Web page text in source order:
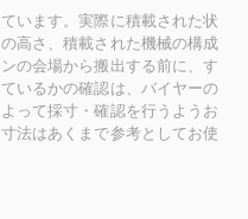
います。実際に積載された状
高さ、積載された機械の構成
の会場から搬出する前に、す
いるかの確認は、バイヤーの
って採寸・確認を行うようお
法はあくまで参考としてお使